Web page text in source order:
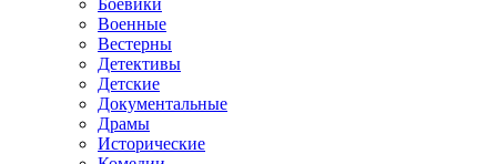
Военные
Вестерны
Детективы
Детские
Документальные
Драмы
Исторические